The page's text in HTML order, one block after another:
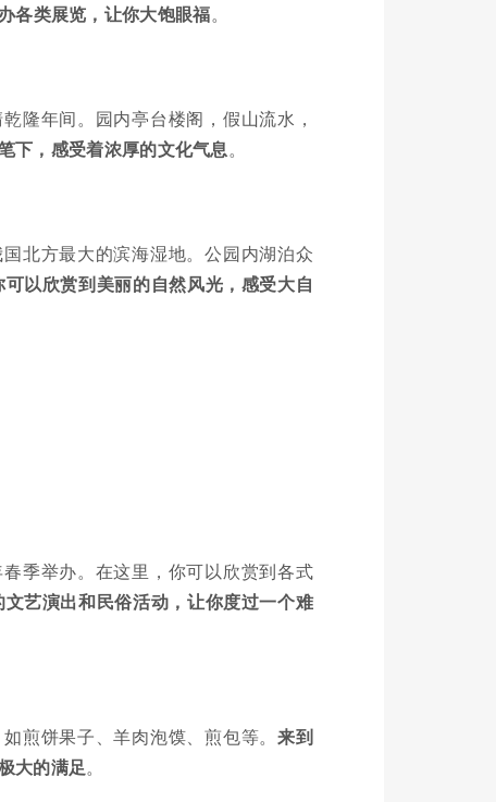
各类展览，让你大饱眼福。
隆年间。园内亭台楼阁，假山流水，
下，感受着浓厚的文化气息。
北方最大的滨海湿地。公园内湖泊众
以欣赏到美丽的自然风光，感受大自
季举办。在这里，你可以欣赏到各式
艺演出和民俗活动，让你度过一个难
煎饼果子、羊肉泡馍、煎包等。 来到
大的满足。